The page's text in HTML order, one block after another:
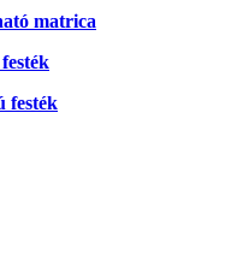
matrica
festék